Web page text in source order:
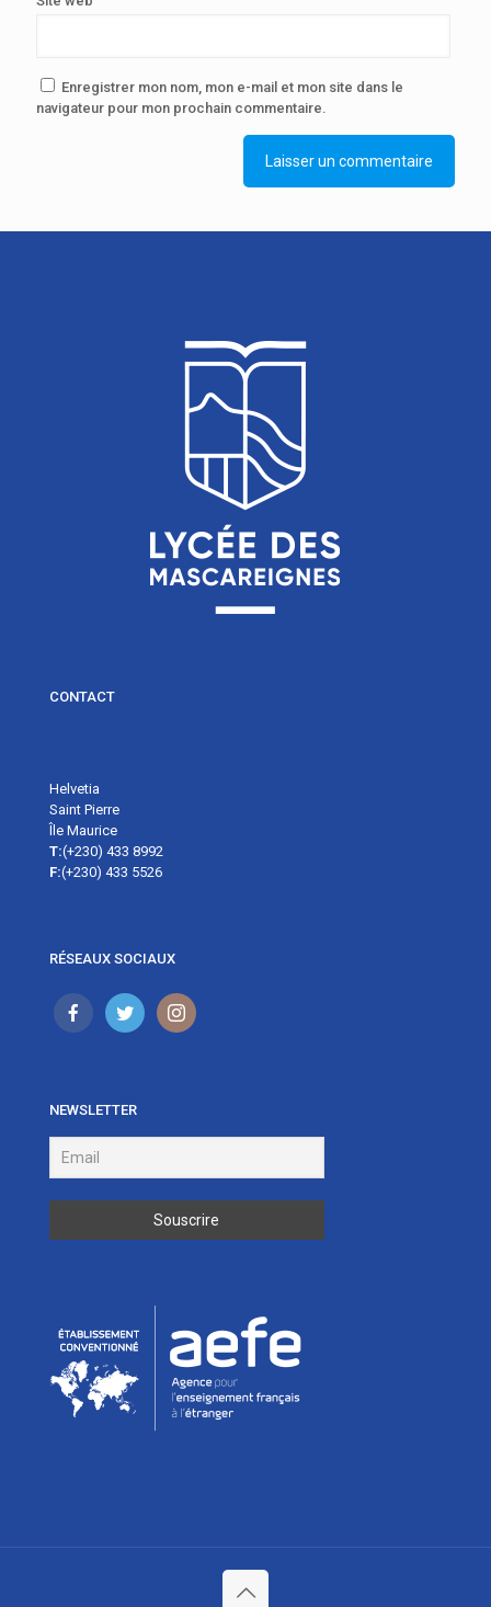
Enregistrer mon nom, mon e-mail et mon site dans le
navigateur pour mon prochain commentaire.
CONTACT
Helvetia
Saint Pierre
Île Maurice
T:(+230) 433 8992
F:(+230) 433 5526
RÉSEAUX SOCIAUX
NEWSLETTER